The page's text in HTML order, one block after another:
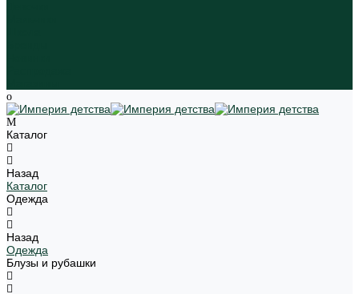
Каталог
Назад
Каталог
Одежда
Назад
Одежда
Блузы и рубашки